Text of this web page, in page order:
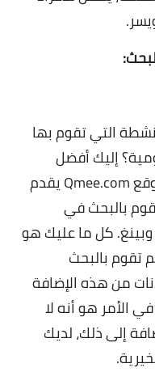
التي تقوم بها
إليك أفضل
وأسهل طريقة لتحقيق ذلك. الموقع Qmee.com يقدم
بالبحث في
كل ما عليك هو
تقوم بالبحث
من هذه الإضافة
الأمر هو أنه لا
إلى ذلك، لديك